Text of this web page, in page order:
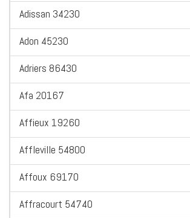
Adissan 34230
Adon 45230
Adriers 86430
Afa 20167
Affieux 19260
Affleville 54800
Affoux 69170
Affracourt 54740